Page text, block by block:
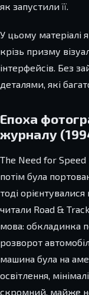
як запустили її.
У цьому матеріалі
крізь призму
інтерфейсів. Без
деталями, які
Епоха
журналу
The Need for Speed
потім була
тоді
читали Road &
мова: обкладинка
розворот
машина була на
освітлення,
скромний, майже